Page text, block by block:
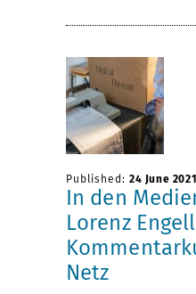
Published: 24 June 2021
In den
Lorenz
Netz